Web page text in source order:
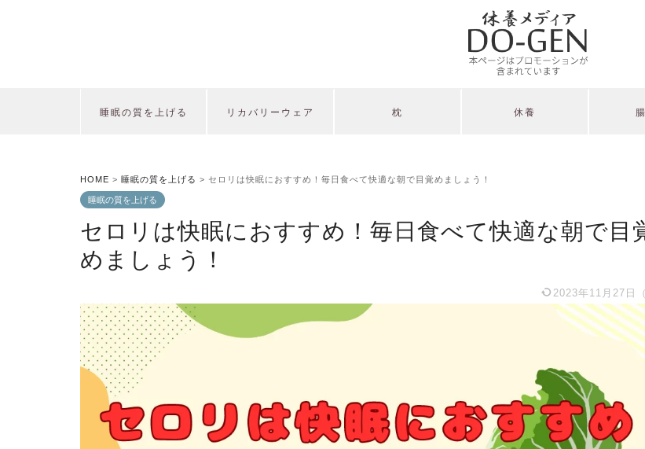
睡眠の質を上げる リカバリーウェア 枕 休養
HOME > 睡眠の質を上げる > セロリは快眠におすすめ！毎日食べて快適な朝で目覚めましょう！
睡眠の質を上げる
セロリは快眠におすすめ！毎日食べて快適な朝で目
めましょう！
2023年11月27日（